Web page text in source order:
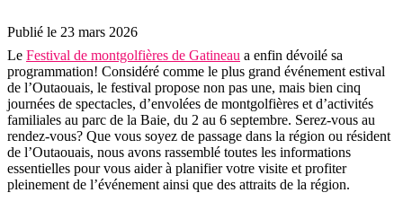
Publié le 23 mars 2026
Le Festival de montgolfières de Gatineau a enfin dévoilé sa
programmation! Considéré comme le plus grand événement estival
de l’Outaouais, le festival propose non pas une, mais bien cinq
journées de spectacles, d’envolées de montgolfières et d’activités
familiales au parc de la Baie, du 2 au 6 septembre. Serez-vous au
rendez-vous? Que vous soyez de passage dans la région ou résident
de l’Outaouais, nous avons rassemblé toutes les informations
essentielles pour vous aider à planifier votre visite et profiter
pleinement de l’événement ainsi que des attraits de la région.